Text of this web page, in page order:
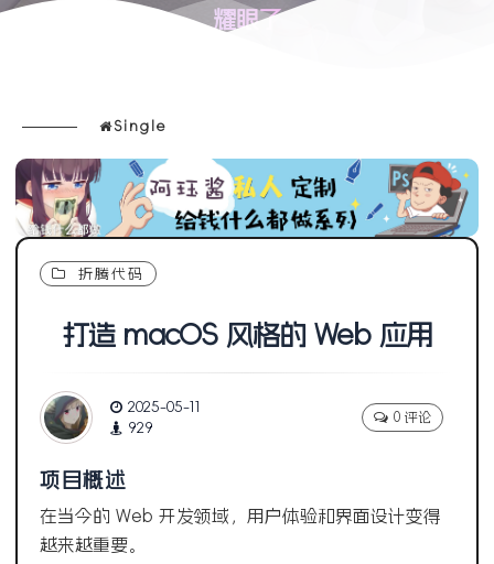
耀眼了
Single
折腾代码
打造 macOS 风格的 Web 应用
2025-05-11
929
0 评论
项目概述
在当今的 Web 开发领域，用户体验和界面设计变得
越来越重要。